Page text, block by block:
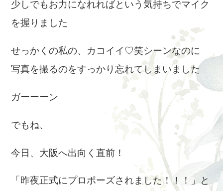
少しでもお力になれればという気持ちでマイク
を握りました
せっかくの私の、カコイイ♡笑シーンなのに
写真を撮るのをすっかり忘れてしまいました
ガーーーン
でもね、
今日、大阪へ出向く直前！
「昨夜正式にプロポーズされました！！！」と